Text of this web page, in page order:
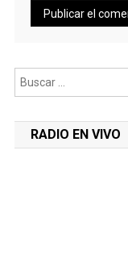
RADIO EN VIVO